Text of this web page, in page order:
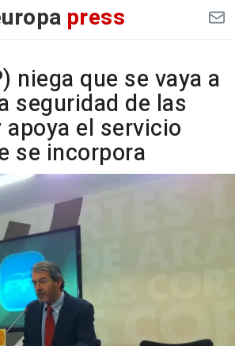
press
niega que se vaya a
seguridad de las
el servicio
se incorpora